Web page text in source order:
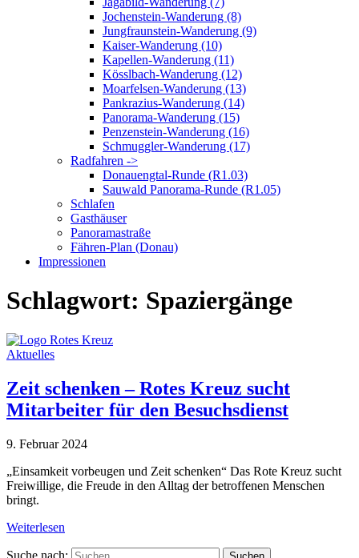
Jochenstein-Wanderung (8)
Jungfraunstein-Wanderung (9)
Kaiser-Wanderung (10)
Kapellen-Wanderung (11)
Kösslbach-Wanderung (12)
Moarfelsen-Wanderung (13)
Pankrazius-Wanderung (14)
Panorama-Wanderung (15)
Penzenstein-Wanderung (16)
Schmuggler-Wanderung (17)
Radfahren ->
Donauengtal-Runde (R1.03)
Sauwald Panorama-Runde (R1.05)
Schlafen
Gasthäuser
Panoramastraße
Fähren-Plan (Donau)
Impressionen
Schlagwort: Spaziergänge
Aktuelles
Zeit schenken – Rotes Kreuz sucht
Mitarbeiter für den Besuchsdienst
9. Februar 2024
„Einsamkeit vorbeugen und Zeit schenken“ Das Rote Kreuz sucht
Freiwillige, die Freude in den Alltag der betroffenen Menschen
bringt.
Weiterlesen
Suche nach: